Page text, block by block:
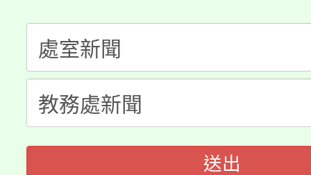
半價優惠，詳情可洽有
者。
份教師研習
淨零綠生活教案入校路
會
115年食農教育專業人
程
送出